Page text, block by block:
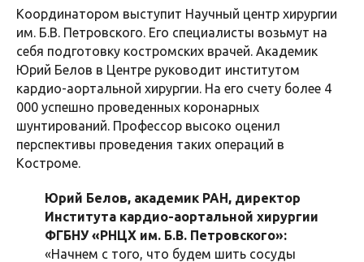
Координатором выступит Научный центр хирургии
им. Б.В. Петровского. Его специалисты возьмут на
себя подготовку костромских врачей. Академик
Юрий Белов в Центре руководит институтом
кардио-аортальной хирургии. На его счету более 4
000 успешно проведенных коронарных
шунтирований. Профессор высоко оценил
перспективы проведения таких операций в
Костроме.
Юрий Белов, академик РАН, директор
Института кардио-аортальной хирургии
ФГБНУ «РНЦХ им. Б.В. Петровского»:
«Начнем с того, что будем шить сосуды